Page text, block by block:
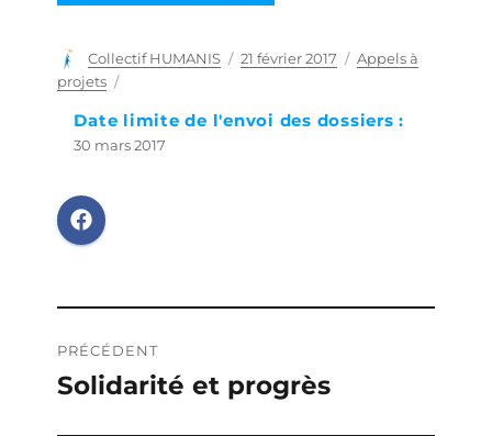
Auteur
Collectif HUMANIS
Publié
21 février 2017 Catégories
Appels à
projets
Date limite de l'envoi des dossiers :
30 mars 2017
de
PRÉCÉDENT
Publication
Solidarité et progrès